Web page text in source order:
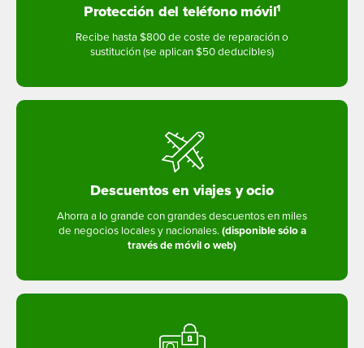
Protección del teléfono móvil1
Recibe hasta $800 de coste de reparación o
sustitución (se aplican $50 deducibles)
Descuentos en viajes y ocio
Ahorra a lo grande con grandes descuentos en miles
de negocios locales y nacionales.(disponible sólo a
través de móvil o web)